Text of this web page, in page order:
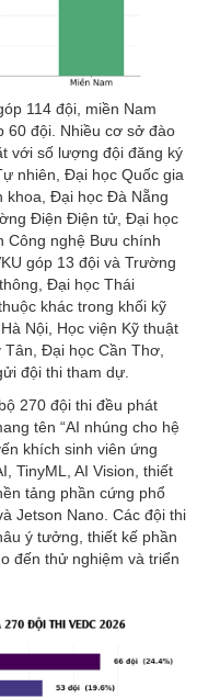
114 đội, miền Nam
60 đội. Nhiều cơ sở đào
với số lượng đội đăng ký
nhiên, Đại học Quốc gia
khoa, Đại học Đà Nẵng
Điện Điện tử, Đại học
Công nghệ Bưu chính
góp 13 đội và Trường
Đại học Thái
khác trong khối kỹ
Nội, Học viện Kỹ thuật
Đại học Cần Thơ,
đội thi tham dự.
270 đội thi đều phát
tên “AI nhúng cho hệ
khích sinh viên ứng
TinyML, AI Vision, thiết
tảng phần cứng phổ
Jetson Nano. Các đội thi
ý tưởng, thiết kế phần
đến thử nghiệm và triển